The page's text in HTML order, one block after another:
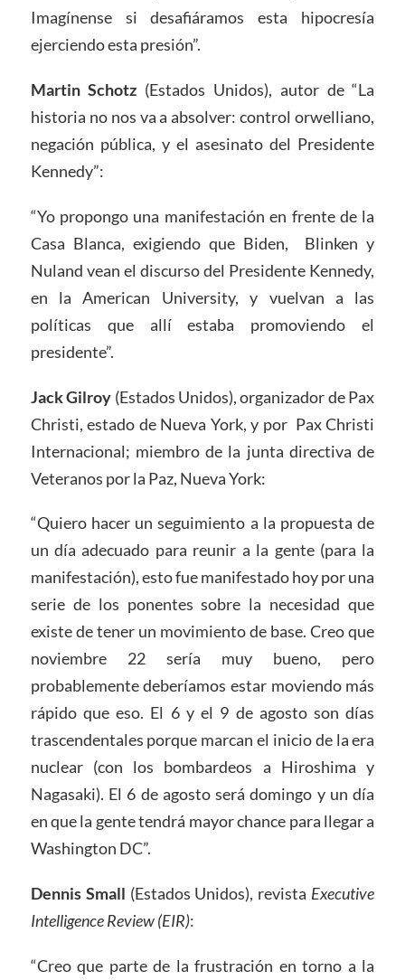
Imagínense si desafiáramos esta hipocresía
ejerciendo esta presión”.
Martin Schotz (Estados Unidos), autor de “La
historia no nos va a absolver: control orwelliano,
negación pública, y el asesinato del Presidente
Kennedy”:
“Yo propongo una manifestación en frente de la
Casa Blanca, exigiendo que Biden, Blinken y
Nuland vean el discurso del Presidente Kennedy,
en la American University, y vuelvan a las
políticas que allí estaba promoviendo el
presidente”.
Jack Gilroy (Estados Unidos), organizador de Pax
Christi, estado de Nueva York, y por Pax Christi
Internacional; miembro de la junta directiva de
Veteranos por la Paz, Nueva York:
“Quiero hacer un seguimiento a la propuesta de
un día adecuado para reunir a la gente (para la
manifestación), esto fue manifestado hoy por una
serie de los ponentes sobre la necesidad que
existe de tener un movimiento de base. Creo que
noviembre 22 sería muy bueno, pero
probablemente deberíamos estar moviendo más
rápido que eso. El 6 y el 9 de agosto son días
trascendentales porque marcan el inicio de la era
nuclear (con los bombardeos a Hiroshima y
Nagasaki). El 6 de agosto será domingo y un día
en que la gente tendrá mayor chance para llegar a
Washington DC”.
Dennis Small (Estados Unidos), revista Executive
Intelligence Review (EIR):
“Creo que parte de la frustración en torno a la